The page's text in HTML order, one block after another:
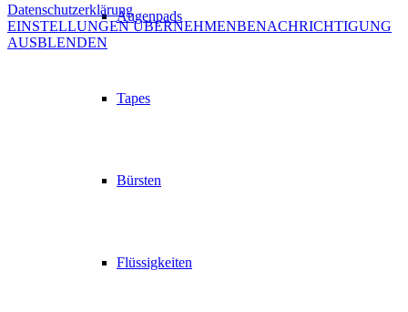
Augenpads
Tapes
Bürsten
Flüssigkeiten
Datenschutzerklärung
EINSTELLUNGEN ÜBERNEHMENBENACHRICHTIGUNG
AUSBLENDEN